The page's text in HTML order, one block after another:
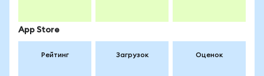
App Store
Рейтинг Загрузок Оценок